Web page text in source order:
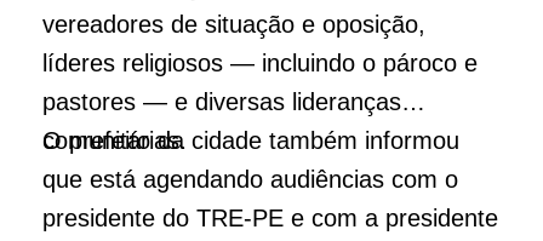
vereadores de situação e oposição,
líderes religiosos — incluindo o pároco e
pastores — e diversas lideranças
comunitárias.
O prefeito da cidade também informou
que está agendando audiências com o
presidente do TRE-PE e com a presidente